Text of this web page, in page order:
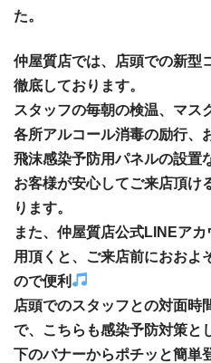
た。
仲屋質店では、店頭での新型
徹底しております。
スタッフの毎朝の検温、マス
各所アルコール消毒の励行、
飛沫感染予防用パネルの設置
お客様が安心してご来店頂け
ります。
また、仲屋質店公式LINEア
用頂くと、ご来店前におおよ
ので便利
店頭でのスタッフとの対面時
で、こちらも感染予防対策と
下のバナーからポチッと簡単